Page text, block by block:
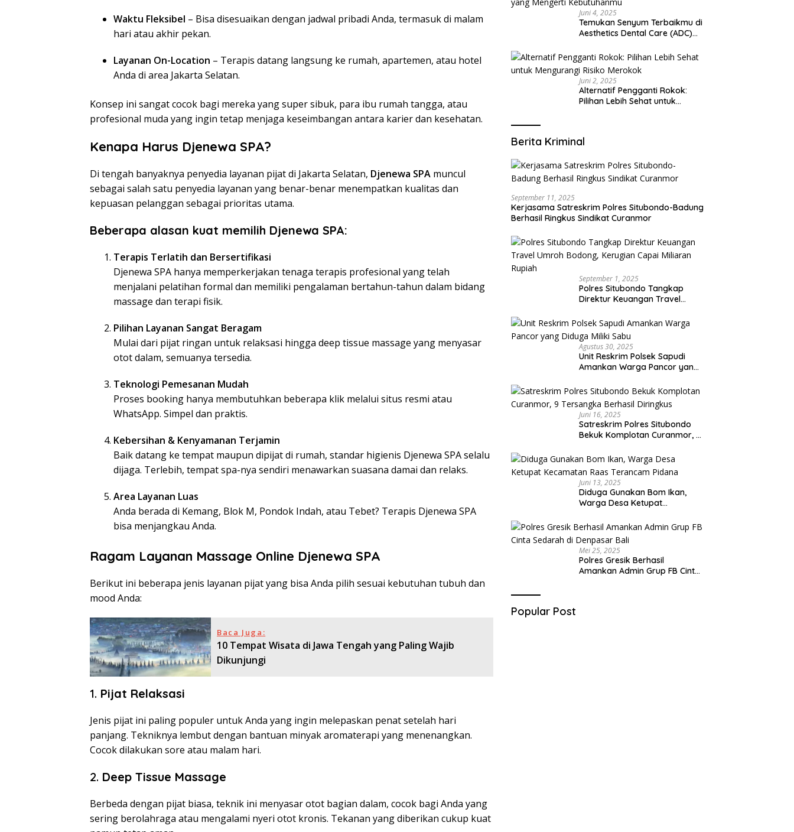
Waktu Fleksibel – Bisa disesuaikan dengan jadwal pribadi Anda, termasuk di malam
hari atau akhir pekan.
Layanan On-Location – Terapis datang langsung ke rumah, apartemen, atau hotel
Anda di area Jakarta Selatan.
Konsep ini sangat cocok bagi mereka yang super sibuk, para ibu rumah tangga, atau
profesional muda yang ingin tetap menjaga keseimbangan antara karier dan kesehatan.
Kenapa Harus Djenewa SPA?
Di tengah banyaknya penyedia layanan pijat di Jakarta Selatan, Djenewa SPA muncul
sebagai salah satu penyedia layanan yang benar-benar menempatkan kualitas dan
kepuasan pelanggan sebagai prioritas utama.
Beberapa alasan kuat memilih Djenewa SPA:
Terapis Terlatih dan Bersertifikasi
Djenewa SPA hanya memperkerjakan tenaga terapis profesional yang telah
menjalani pelatihan formal dan memiliki pengalaman bertahun-tahun dalam bidang
massage dan terapi fisik.
Pilihan Layanan Sangat Beragam
Mulai dari pijat ringan untuk relaksasi hingga deep tissue massage yang menyasar
otot dalam, semuanya tersedia.
Teknologi Pemesanan Mudah
Proses booking hanya membutuhkan beberapa klik melalui situs resmi atau
WhatsApp. Simpel dan praktis.
Kebersihan & Kenyamanan Terjamin
Baik datang ke tempat maupun dipijat di rumah, standar higienis Djenewa SPA selalu
dijaga. Terlebih, tempat spa-nya sendiri menawarkan suasana damai dan relaks.
Area Layanan Luas
Anda berada di Kemang, Blok M, Pondok Indah, atau Tebet? Terapis Djenewa SPA
bisa menjangkau Anda.
Ragam Layanan Massage Online Djenewa SPA
Berikut ini beberapa jenis layanan pijat yang bisa Anda pilih sesuai kebutuhan tubuh dan
mood Anda:
Baca Juga:
10 Tempat Wisata di Jawa Tengah yang Paling Wajib
Dikunjungi
1. Pijat Relaksasi
Jenis pijat ini paling populer untuk Anda yang ingin melepaskan penat setelah hari
panjang. Tekniknya lembut dengan bantuan minyak aromaterapi yang menenangkan.
Cocok dilakukan sore atau malam hari.
2. Deep Tissue Massage
Berbeda dengan pijat biasa, teknik ini menyasar otot bagian dalam, cocok bagi Anda yang
sering berolahraga atau mengalami nyeri otot kronis. Tekanan yang diberikan cukup kuat
Juni 4, 2025
Temukan Senyum Terbaikmu di
Aesthetics Dental Care (ADC)
yang Mengerti Kebutuhanmu
Juni 2, 2025
Alternatif Pengganti Rokok:
Pilihan Lebih Sehat untuk
Berita Kriminal
September 11, 2025
Kerjasama Satreskrim Polres Situbondo-Badung
Berhasil Ringkus Sindikat Curanmor
September 1, 2025
Polres Situbondo Tangkap
Direktur Keuangan Travel
Capai Miliaran Rupiah
Agustus 30, 2025
Unit Reskrim Polsek Sapudi
Amankan Warga Pancor yang
Juni 16, 2025
Satreskrim Polres Situbondo
Bekuk Komplotan Curanmor, 9
Juni 13, 2025
Diduga Gunakan Bom Ikan,
Warga Desa Ketupat
Pidana
Mei 25, 2025
Polres Gresik Berhasil
Amankan Admin Grup FB Cinta
Popular Post